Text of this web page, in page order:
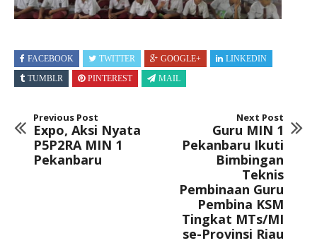
FACEBOOK TWITTER GOOGLE+
LINKEDIN
TUMBLR
PINTEREST MAIL
Previous Post
Expo, Aksi Nyata
P5P2RA MIN 1
Pekanbaru
Next Post
Guru MIN 1
Pekanbaru Ikuti
Bimbingan
Teknis
Pembinaan Guru
Pembina KSM
Tingkat MTs/MI
se-Provinsi Riau